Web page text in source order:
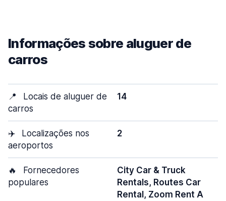
Informações sobre aluguer de
carros
📍
Locais de aluguer de
carros
14
✈️
Localizações nos
aeroportos
2
🔥
Fornecedores
populares
City Car & Truck
Rentals, Routes Car
Rental, Zoom Rent A